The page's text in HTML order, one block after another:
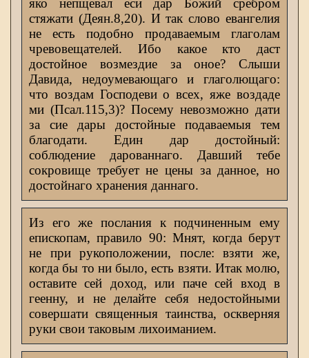
яко непщевал еси дар Божий сребром
стяжати (Деян.8,20). И так слово евангелия
не есть подобно продаваемым глаголам
чревовещателей. Ибо какое кто даст
достойное возмездие за оное? Слыши
Давида, недоумевающаго и глаголющаго:
что воздам Господеви о всех, яже воздаде
ми (Псал.115,3)? Посему невозможно дати
за сие дары достойные подаваемыя тем
благодати. Един дар достойный:
соблюдение дарованнаго. Давший тебе
сокровище требует не цены за данное, но
достойнаго хранения даннаго.
Из его же послания к подчиненным ему
епископам, правило 90: Мнят, когда берут
не при рукоположении, после: взяти же,
когда бы то ни было, есть взяти. Итак молю,
оставите сей доход, или паче сей вход в
геенну, и не делайте себя недостойными
совершати священныя таинства, оскверняя
руки свои таковым лихоиманием.